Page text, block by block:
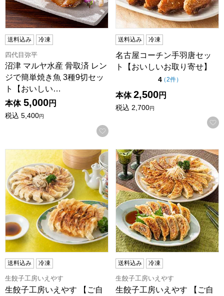
送料込み 冷凍
四代目弥平
沼津 マルヤ水産 骨取済 レン
ジで簡単焼き魚 3種9切セッ
ト【おいしい…
本体 5,000円
税込 5,400円
お気に入りに登録する
送料込み 冷凍
名古屋コーチン手羽唐セッ
ト【おいしいお取り寄せ】
4点（5点満点中）
（2件の評価
）
本体 2,500円
税込 2,700円
生餃子工房いえやす 【ご自宅用】浜松餃子・いえやす餃子
送料込み 冷凍
生餃子工房いえやす
生餃子工房いえやす 【ご自
生餃子工房いえやす 【ご自
送料込み 冷凍
生餃子工房いえやす
生餃子工房いえやす 【ご自